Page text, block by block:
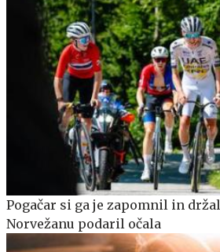
Pogačar si ga je zapomnil in
Norvežanu podaril očala